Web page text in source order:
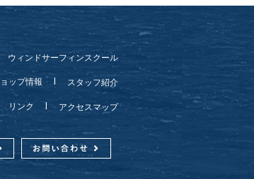
ウィンドサーフィンスクール
ップ情報 スタッフ紹介
リンク アクセスマップ